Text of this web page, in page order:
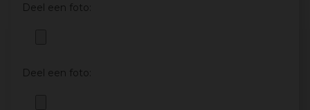
Deel een foto:
Deel een foto: